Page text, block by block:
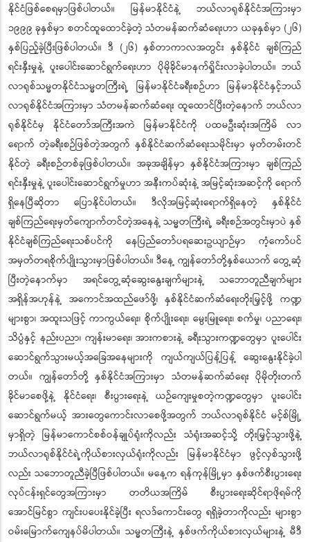
နိုင်ငံဖြစ်စေရမှာဖြစ်ပါတယ်။ မြန်မာနိုင်ငံနဲ့ ဘယ်လာရုစ်နိုင်ငံအကြားမှာ
၁၉၉၉ ခုနှစ်မှာ စတင်ထူထောင်ခဲ့တဲ့ သံတမန်ဆက်ဆံရေးဟာ ယခုနှစ်မှာ (၂၆)
နှစ်ပြည့်ခဲ့ပြီးဖြစ်ပါတယ်။ ဒီ (၂၆) နှစ်တာကာလအတွင်း နှစ်နိုင်ငံ ချစ်ကြည်
ရင်းနှီးမှုနဲ့ ပူးပေါင်းဆောင်ရွက်ရေးဟာ ပိုမိုခိုင်မာနက်ရှိုင်းလာခဲ့ပါတယ်။ ဘယ်
လာရုစ်သမ္မတနိုင်ငံသမ္မတကြီးရဲ့ မြန်မာနိုင်ငံခရီးစဉ်ဟာ မြန်မာနိုင်ငံနှင့်ဘယ်
လာရုစ်နိုင်ငံအကြားမှာ သံတမန်ဆက်ဆံရေး ထူထောင်ပြီးတဲ့နောက် ဘယ်လာ
ရုစ်နိုင်ငံမှ နိုင်ငံတော်အကြီးအကဲ မြန်မာနိုင်ငံကို ပထမဦးဆုံးအကြိမ် လာ
ရောက် တဲ့ခရီးစဉ်ဖြစ်တဲ့အတွက် နှစ်နိုင်ငံဆက်ဆံရေးသမိုင်းမှာ မှတ်တမ်းတင်
နိုင်တဲ့ ခရီးစဉ်တစ်ခုဖြစ်ပါတယ်။ အခုအချိန်မှာ နှစ်နိုင်ငံအကြားမှာ ချစ်ကြည်
ရင်းနှီးမှုနဲ့ ပူးပေါင်းဆောင်ရွက်မှုဟာ အနီးကပ်ဆုံးနဲ့ အမြင့်ဆုံးအဆင့်ကို ရောက်
ရှိနေပြီဆိုတာ ပြောနိုင်ပါတယ်။ ဒီလိုအမြင့်ဆုံးရောက်ရှိနေတဲ့ နှစ်နိုင်ငံ
ချစ်ကြည်ရေးမှတ်ကျောက်တင်တဲ့အနေနဲ့ သမ္မတကြီးရဲ့ ခရီးစဉ်အတွင်းမှာပဲ နှစ်
နိုင်ငံချစ်ကြည်ရေးသစ်ပင်ကို နေပြည်တော်ပရဆေးဥယျာဉ်မှာ ကံ့ကော်ပင်
အမှတ်တရစိုက်ပျိုးသွားမှာဖြစ်ပါတယ်။ ဒီနေ့ ကျွန်တော်တို့နှစ်ယောက် တွေ့ဆုံ
ပြီးတဲ့နောက်မှာ အရင်တွေ့ဆုံဆွေးနွေးချက်များနဲ့ သဘောတူညီချက်များ
အရှိန်အဟုန်နဲ့ အကောင်အထည်ဖော်ဖို့၊ နှစ်နိုင်ငံဆက်ဆံရေးတိုးမြှင့်ဖို့ ကဏ္ဍ
များစွာ၊ အထူးသဖြင့် ကာကွယ်ရေး၊ စိုက်ပျိုးရေး၊ မွေးမြူရေး၊ စက်မှု၊ ပညာရေး၊
သိပ္ပံနှင့် နည်းပညာ၊ ကျန်းမာရေး၊ အားကစားနဲ့ ခရီးသွားကဏ္ဍတွေမှာ ပူးပေါင်း
ဆောင်ရွက်သွားမယ့်အခြေအနေများကို ကျယ်ကျယ်ပြန့်ပြန့် ဆွေးနွေးနိုင်ခဲ့ပါ
တယ်။ ကျွန်တော်တို့ နှစ်နိုင်ငံအကြားမှာ သံတမန်ဆက်ဆံရေး ပိုမိုတိုးတက်
ခိုင်မာစေဖို့နဲ့ နိုင်ငံရေး၊ စီးပွားရေးနဲ့ ယဉ်ကျေးမှုစတဲ့ကဏ္ဍတွေမှာ ပူးပေါင်း
ဆောင်ရွက်မယ့် အားတွေကောင်းလာစေဖို့အတွက် ဘယ်လာရုစ်နိုင်ငံ မင့်စ်မြို့
မှာရှိတဲ့ မြန်မာကောင်စစ်ဝန်ချုပ်ရုံးကိုလည်း သံရုံးအဆင့်သို့ တိုးမြှင့်သွားဖို့နဲ့
ဘယ်လာရုစ်နိုင်ငံရဲ့ကိုယ်စားလှယ်ရုံးကိုလည်း မြန်မာနိုင်ငံမှာ ဖွင့်လှစ်သွားဖို့
လည်း သဘောတူညီခဲ့ပြီဖြစ်ပါတယ်။ မနေ့က ရန်ကုန်မြို့မှာ နှစ်ဖက်စီးပွားရေး
လုပ်ငန်းရှင်တွေအကြားမှာ တတိယအကြိမ် စီးပွားရေးဆိုင်ရာဖိုရမ်ကို
အောင်မြင်စွာ ကျင်းပပေးနိုင်ခဲ့ပြီး ရလဒ်ကောင်းတွေ ရရှိခဲ့တာကိုလည်း များစွာ
ဝမ်းမြောက်ကျေနပ်မိပါတယ်။ သမ္မတကြီးနဲ့ နှစ်ဖက်ကိုယ်စားလှယ်များနဲ့ မီဒီ